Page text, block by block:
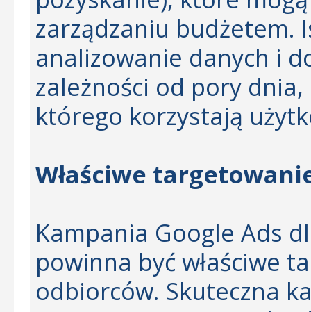
zarządzaniu budżetem.
analizowanie danych i
zależności od pory
którego korzystają
Właściwe
Kampania Google Ads
powinna być właściwe
odbiorców. Skuteczna